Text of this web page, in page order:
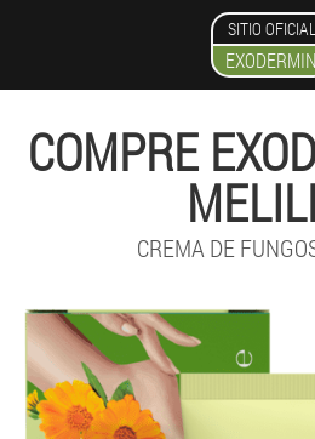
SITIO OFICIAL
EXODERMIN
COMPRE
CREMA DE